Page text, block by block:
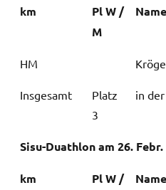
km
Pl W /
M
Name
HM
Insgesamt
Platz
3
in
Sisu-Duathlon am 26. Febr.
km
Pl W /
Name